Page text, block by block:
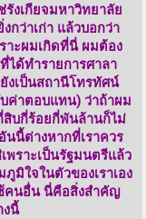
เกียจมหาวิทยาลัย
กว่าเก่า แล้วบอกว่า
าะผมเกิดที่นี่ ผมต้อง
ได้ทำรายการศาลา
งเป็นสถานีโทรทัศน์
ค่าตอบแทน) ว่าถ้าผม
บกี่ร้อยกี่พันล้านก็ไม่
นี้ต่างหากที่เราควร
พราะเป็นรัฐมนตรีแล้ว
มิใจในตัวของเราเอง
คนอื่น นี่คือสิ่งสำคัญ
งนี้